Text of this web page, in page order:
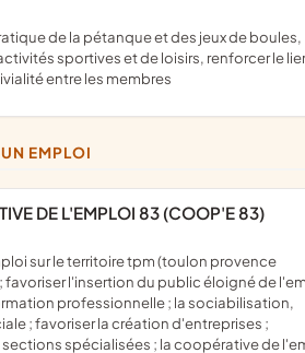
sportives et de loisirs, renforcer le
entre les membres
EMPLOI
DE L'EMPLOI 83 (COOP'E 83)
favoriser l'insertion du public éloigné de
professionnelle ; la sociabilisation,
; favoriser la création d'entreprises ;
spécialisées ; la coopérative de